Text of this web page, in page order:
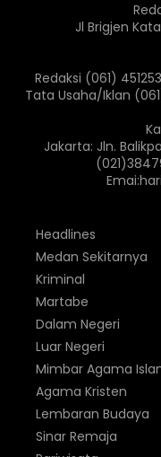
Jl Brigjen
Redaksi (061)
Tata Usaha/Iklan
Jakarta: Jln.
Headlines
Medan Sekitarnya
Kriminal
Martabe
Dalam Negeri
Luar Negeri
Mimbar Agama
Agama Kristen
Lembaran Budaya
Sinar Remaja